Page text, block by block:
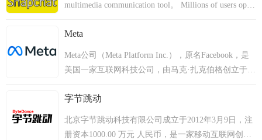
multimedia communication tool。 Millions of users open
creative tools and share them with friends。 Our camera
so everyone can use Snapchat as their preferred camera。
faster, smarter and more creative so it allows our users to
information through creative multimedia content。
Meta
Meta公司（Meta Platform Inc.），原名Facebook，是
美国一家互联网科技公司，由马克·扎克伯格创立于
宙等产品。总部位于美国加利福尼亚州门洛帕克。
2012年3月6日，Facebook发布Windows版桌面聊天软
件Facebook Messenger；5月，Facebook通过首次公开
字节跳动
北京字节跳动科技有限公司成立于2012年3月9日，注
册资本1000.00 万元 人民币，是一家移动互联网创业